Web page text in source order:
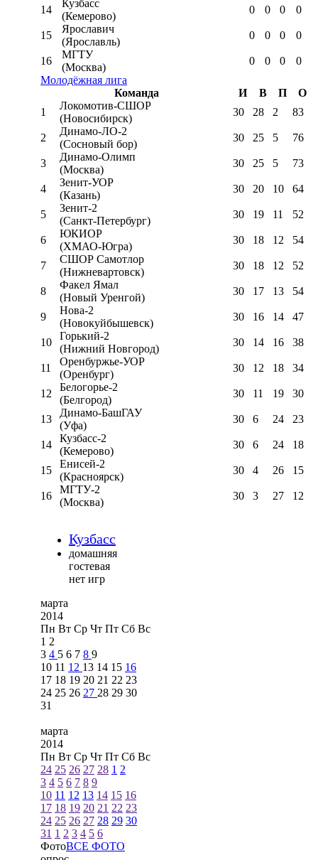
14
Кузбасс
(Кемерово)
0 0 0 0
15
Ярославич
(Ярославль)
0 0 0 0
16
МГТУ
(Москва)
0 0 0
0
Молодёжная лига
Команда
И В П
О
1
Локомотив-CШОР
(Новосибирск)
30 28 2 83
2
Динамо-ЛО-2
(Сосновый бор)
30 25 5 76
3
Динамо-Олимп
(Москва)
30 25 5 73
4
Зенит-УОР
(Казань)
30 20 10 64
5
Зенит-2
(Санкт-Петербург)
30 19 11 52
6
ЮКИОР
(ХМАО-Югра)
30 18 12 54
7
СШОР Самотлор
(Нижневартовск)
30 18 12 52
8
Факел Ямал
(Новый Уренгой)
30 17 13 54
9
Нова-2
(Новокуйбышевск)
30 16 14 47
10
Горький-2
(Нижний Новгород)
30 14 16 38
11
Оренбуржье-УОР
(Оренбург)
30 12 18 34
12
Белогорье-2
(Белгород)
30 11 19 30
13
Динамо-БашГАУ
(Уфа)
30 6 24 23
14
Кузбасс-2
(Кемерово)
30 6 24 18
15
Енисей-2
(Красноярск)
30 4 26 15
16
МГТУ-2
(Москва)
30 3 27 12
Кузбасс
домашняя
гостевая
нет игр
марта
2014
Пн Вт Ср Чт Пт Сб Вс
1 2
3 4 5 6 7 8 9
10 11 12 13 14 15 16
17 18 19 20 21 22 23
24 25 26 27 28 29 30
31
марта
2014
Пн Вт Ср Чт Пт Сб Вс
24 25 26 27 28 1 2
3 4 5 6 7 8 9
10 11 12 13 14 15 16
17 18 19 20 21 22 23
24 25 26 27 28 29 30
31 1 2 3 4 5 6
ФотоВСЕ ФОТО